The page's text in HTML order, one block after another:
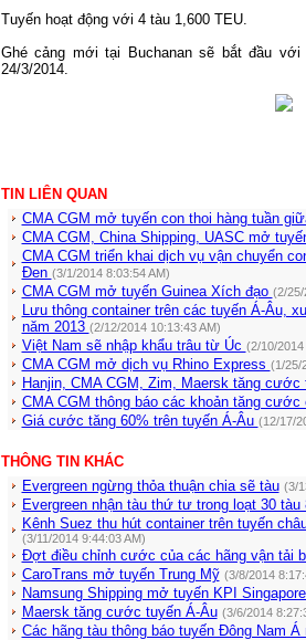
Tuyến hoạt động với 4 tàu 1,600 TEU.
Ghé cảng mới tại Buchanan sẽ bắt đầu
24/3/2014.
TIN LIÊN QUAN
CMA CGM mở tuyến con thoi hàng tuần
CMA CGM, China Shipping, UASC mở
CMA CGM triển khai dịch vụ vận chuyển
Đen (3/1/2014 8:03:54 AM)
CMA CGM mở tuyến Guinea Xích đạo (2/25/
Lưu thông container trên các tuyến Á-Âu,
năm 2013 (2/12/2014 10:13:43 AM)
Việt Nam sẽ nhập khẩu trâu từ Úc (2/10/2014
CMA CGM mở dịch vụ Rhino Express (1/25/
Hanjin, CMA CGM, Zim, Maersk tăng
CMA CGM thông báo các khoản tăng
Giá cước tăng 60% trên tuyến Á-Âu (12/17/
THÔNG TIN KHÁC
Evergreen ngừng thỏa thuận chia sẽ tàu (3/
Evergreen nhận tàu thứ tư trong loạt 30 tàu
Kênh Suez thu hút container trên tuyến
(3/11/2014 9:44:03 AM)
Đợt điều chỉnh cước của các hãng vận tải
CaroTrans mở tuyến Trung Mỹ (3/8/2014
Namsung Shipping mở tuyến KPI
Maersk tăng cước tuyến Á-Âu (3/6/2014
Các hãng tàu thông báo tuyến Đông Nam Á